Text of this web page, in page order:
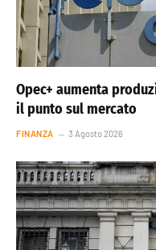
Opec+ aumenta
il punto sul mercato
FINANZA 3 Agosto 2026